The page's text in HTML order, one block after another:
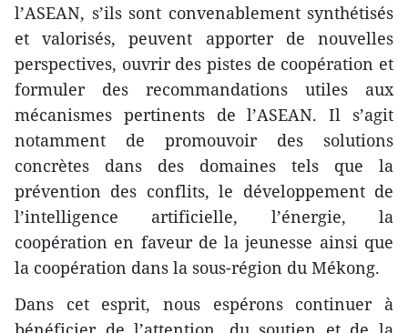
l’ASEAN, s’ils sont convenablement synthétisés
et valorisés, peuvent apporter de nouvelles
perspectives, ouvrir des pistes de coopération et
formuler des recommandations utiles aux
mécanismes pertinents de l’ASEAN. Il s’agit
notamment de promouvoir des solutions
concrètes dans des domaines tels que la
prévention des conflits, le développement de
l’intelligence artificielle, l’énergie, la
coopération en faveur de la jeunesse ainsi que
la coopération dans la sous-région du Mékong.
Dans cet esprit, nous espérons continuer à